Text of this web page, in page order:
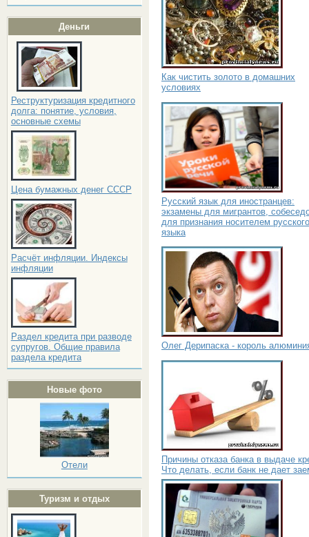
Деньги
Реструктуризация кредитного
долга: понятие, условия,
основные схемы
Цена бумажных денег СССР
Расчёт инфляции. Индексы
инфляции
Раздел кредита при разводе
супругов. Общие правила
раздела кредита
Новые фото
Отели
Туризм и отдых
Как чистить золото в домашних
условиях
Русский язык для иностранцев:
экзамены для мигрантов,
для признания носителем русского
языка
Олег Дерипаска - король
Причины отказа банка в выдаче
Что делать, если банк не дает